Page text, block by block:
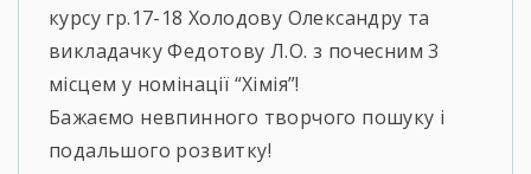
курсу гр.17-18 Холодову Олександру та
викладачку Федотову Л.О. з почесним 3
місцем у номінації “Хімія”!
Бажаємо невпинного творчого пошуку і
подальшого розвитку!